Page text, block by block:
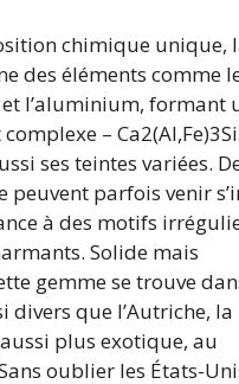
chimique unique,
des éléments comme
l’aluminium, formant
–
ses teintes variées.
peuvent parfois venir
à des motifs
Solide mais
gemme se trouve
divers que l’Autriche, la
plus exotique, au
oublier les États-